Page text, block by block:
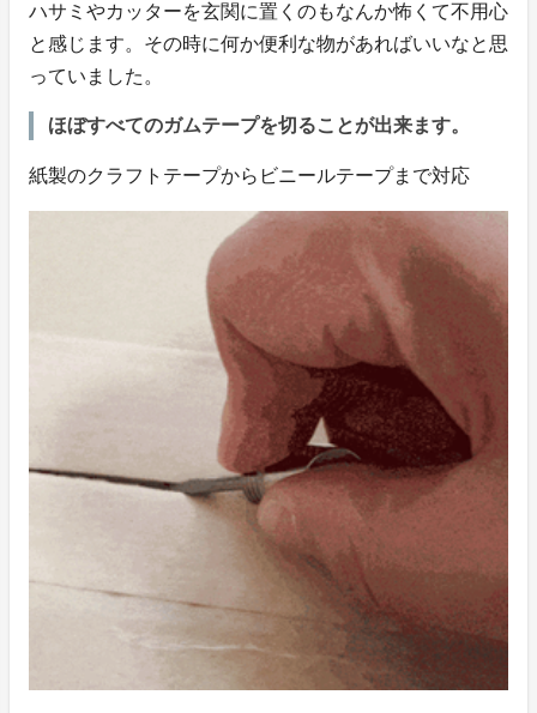
ハサミやカッターを玄関に置くのもなんか怖くて不用心
と感じます。その時に何か便利な物があればいいなと思
っていました。
ほぼすべてのガムテープを切ることが出来ます。
紙製のクラフトテープからビニールテープまで対応